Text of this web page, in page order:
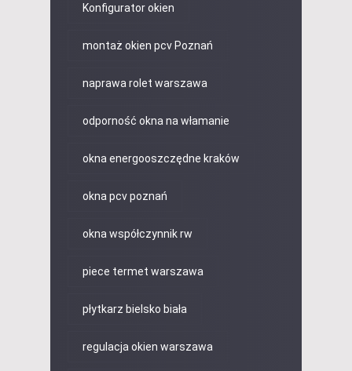
Konfigurator okien
montaż okien pcv Poznań
naprawa rolet warszawa
odporność okna na włamanie
okna energooszczędne kraków
okna pcv poznań
okna współczynnik rw
piece termet warszawa
płytkarz bielsko biała
regulacja okien warszawa